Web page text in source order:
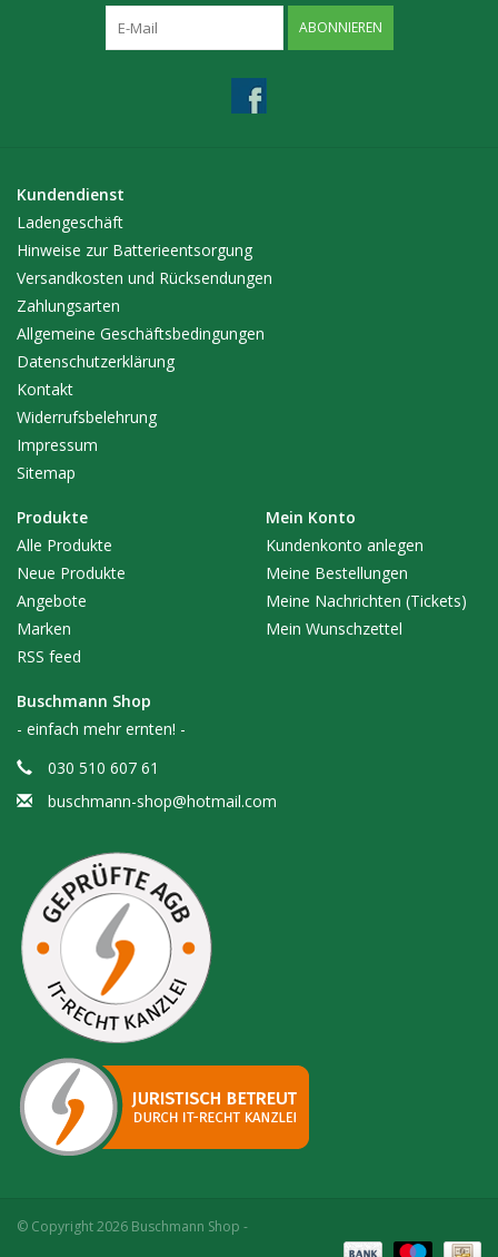
ABONNIEREN
Kundendienst
Ladengeschäft
Hinweise zur Batterieentsorgung
Versandkosten und Rücksendungen
Zahlungsarten
Allgemeine Geschäftsbedingungen
Datenschutzerklärung
Kontakt
Widerrufsbelehrung
Impressum
Sitemap
Produkte
Alle Produkte
Neue Produkte
Angebote
Marken
RSS feed
Mein Konto
Kundenkonto anlegen
Meine Bestellungen
Meine Nachrichten (Tickets)
Mein Wunschzettel
Buschmann Shop
- einfach mehr ernten! -
030 510 607 61
buschmann-shop@hotmail.com
© Copyright 2026 Buschmann Shop -